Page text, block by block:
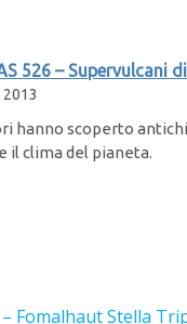
526 – Supervulcani
hanno scoperto
il clima del pianeta.
– Fomalhaut Stella